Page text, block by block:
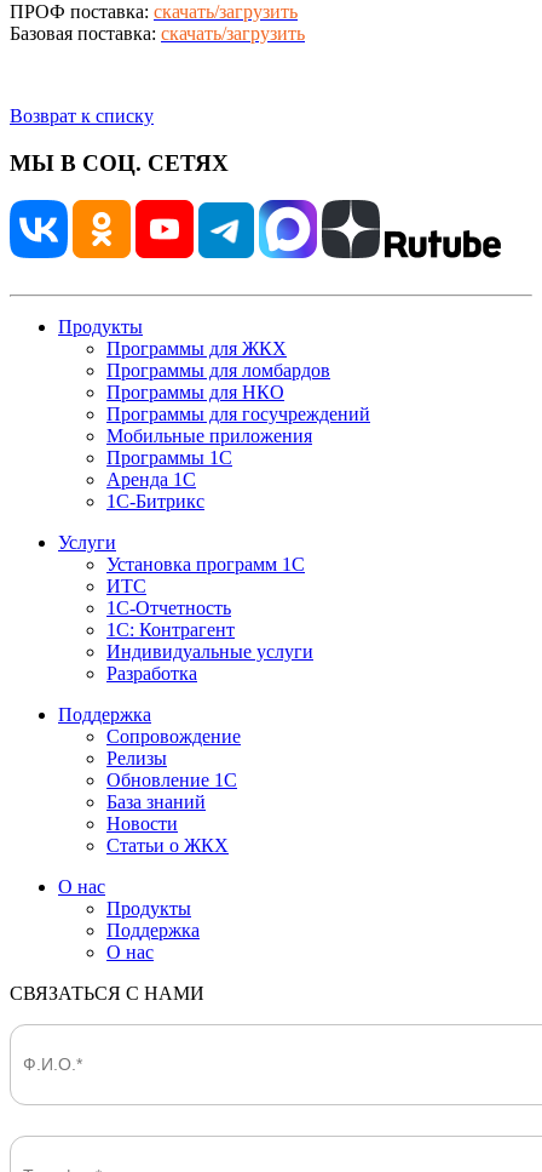
ПРОФ поставка: скачать/загрузить
Базовая поставка: скачать/загрузить
Возврат к списку
МЫ В СОЦ. СЕТЯХ
Продукты
Программы для ЖКХ
Программы для ломбардов
Программы для НКО
Программы для госучреждений
Мобильные приложения
Программы 1С
Аренда 1С
1С-Битрикс
Услуги
Установка программ 1С
ИТС
1С-Отчетность
1С: Контрагент
Индивидуальные услуги
Разработка
Поддержка
Сопровождение
Релизы
Обновление 1С
База знаний
Новости
Статьи о ЖКХ
О нас
Продукты
Поддержка
О нас
СВЯЗАТЬСЯ С НАМИ